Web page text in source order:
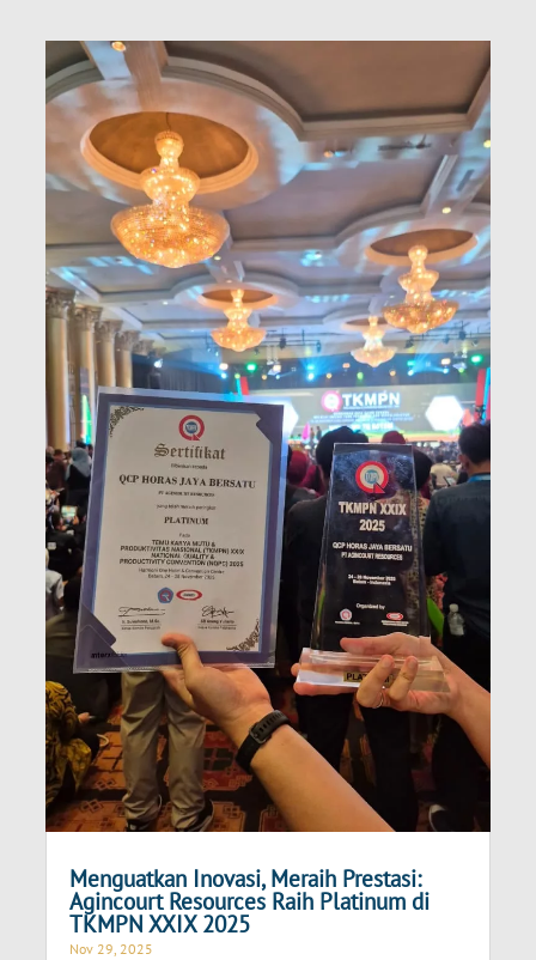
Menguatkan Inovasi, Meraih Prestasi:
Agincourt Resources Raih Platinum di
TKMPN XXIX 2025
Nov 29, 2025